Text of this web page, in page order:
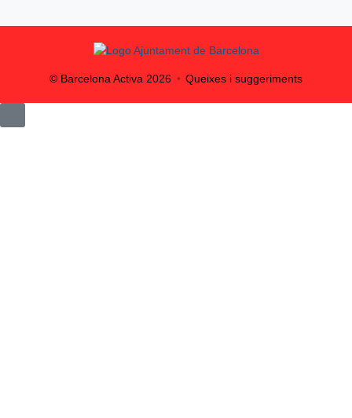
© Barcelona Activa 2026 Queixes i suggeriments